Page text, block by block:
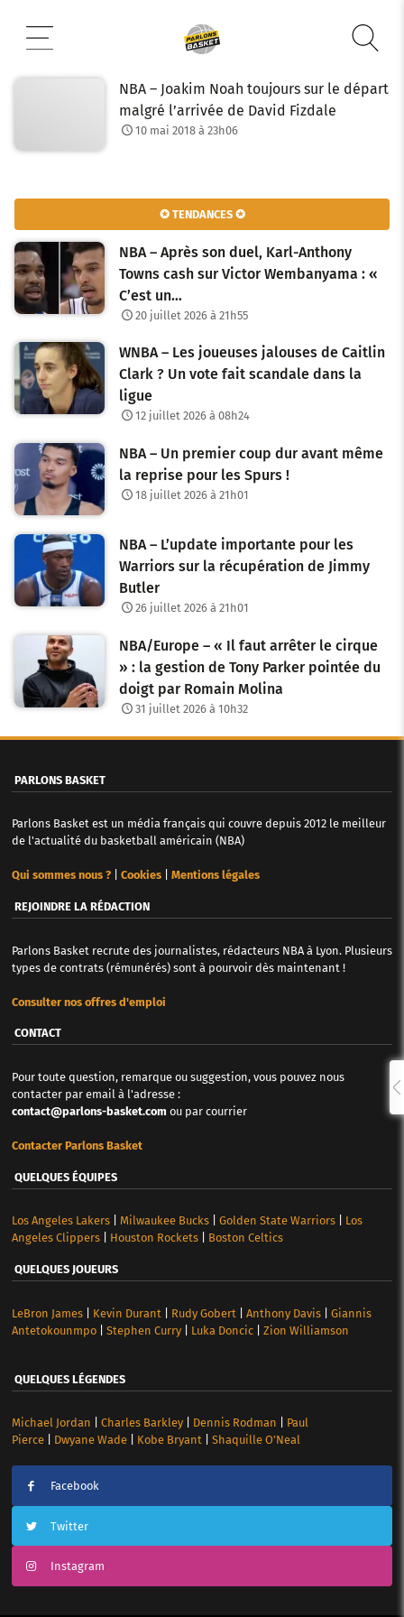
contenu
NBA – Joakim Noah toujours sur le départ
malgré l’arrivée de David Fizdale
10 mai 2018 à 23h06
✪ TENDANCES ✪
NBA – Après son duel, Karl-Anthony
Towns cash sur Victor Wembanyama : «
C’est un…
20 juillet 2026 à 21h55
WNBA – Les joueuses jalouses de Caitlin
Clark ? Un vote fait scandale dans la
ligue
12 juillet 2026 à 08h24
NBA – Un premier coup dur avant même
la reprise pour les Spurs !
18 juillet 2026 à 21h01
NBA – L’update importante pour les
Warriors sur la récupération de Jimmy
Butler
26 juillet 2026 à 21h01
NBA/Europe – « Il faut arrêter le cirque
» : la gestion de Tony Parker pointée du
doigt par Romain Molina
31 juillet 2026 à 10h32
PARLONS BASKET
Parlons Basket est un média français qui couvre depuis 2012 le meilleur
de l'actualité du basketball américain (NBA)
Qui sommes nous ?| Cookies| Mentions légales
REJOINDRE LA RÉDACTION
Parlons Basket recrute des journalistes, rédacteurs NBA à Lyon. Plusieurs
types de contrats (rémunérés) sont à pourvoir dès maintenant !
Consulter nos offres d'emploi
CONTACT
Pour toute question, remarque ou suggestion, vous pouvez nous
contacter par email à l'adresse :
contact@parlons-basket.com ou par courrier
Contacter Parlons Basket
QUELQUES ÉQUIPES
Los Angeles Lakers| Milwaukee Bucks| Golden State Warriors| Los
Angeles Clippers| Houston Rockets| Boston Celtics
QUELQUES JOUEURS
LeBron James| Kevin Durant Rudy Gobert Anthony Davis| Giannis
Antetokounmpo| Stephen Curry| Luka Doncic| Zion Williamson
QUELQUES LÉGENDES
Michael Jordan Charles Barkley| Dennis Rodman
Paul
Pierce| Dwyane Wade| Kobe Bryant| Shaquille O’Neal
Facebook
Twitter
Instagram